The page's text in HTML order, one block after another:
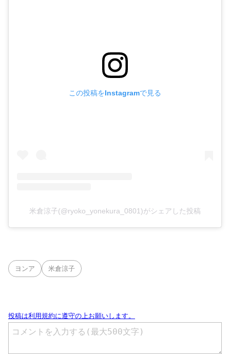
この投稿をInstagramで見る
米倉涼子(@ryoko_yonekura_0801)がシェアした投稿
ヨンア 米倉涼子